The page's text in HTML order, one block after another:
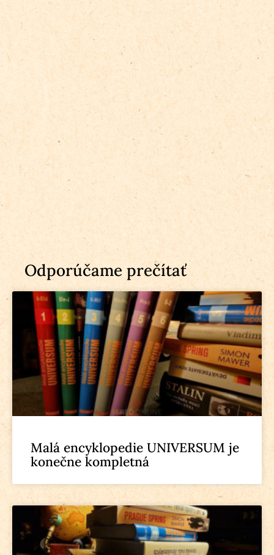
Odporúčame prečítať
Malá encyklopedie UNIVERSUM je
konečne kompletná